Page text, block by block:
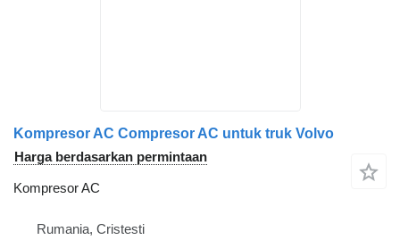
Kompresor AC Compresor AC untuk truk Volvo
Harga berdasarkan permintaan
Kompresor AC
Rumania, Cristesti